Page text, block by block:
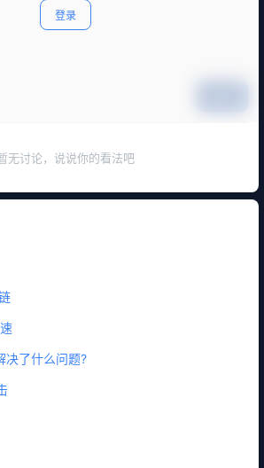
决了什么问题?
登录
无讨论，说说你的看法吧